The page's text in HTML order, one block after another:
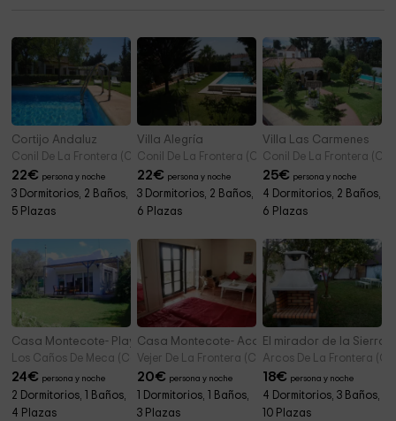
Cortijo Andaluz
Conil De La Frontera (Cádiz)
22€ persona y noche
3 Dormitorios, 2 Baños,
5 Plazas
Villa Alegría
Conil De La Frontera (Cádiz)
22€ persona y noche
3 Dormitorios, 2 Baños,
6 Plazas
Villa Las Carmenes
Conil De La Frontera
25€ persona y noche
4 Dormitorios, 2 Baños,
6 Plazas
Casa Montecote- Playa
Los Caños De Meca (Cádiz)
24€ persona y noche
2 Dormitorios, 1 Baños,
4 Plazas
Casa Montecote- Acacia
Vejer De La Frontera (Cádiz)
20€ persona y noche
1 Dormitorios, 1 Baños,
3 Plazas
El mirador de la Sierra
Arcos De La Frontera
18€ persona y noche
4 Dormitorios, 3 Baños,
10 Plazas